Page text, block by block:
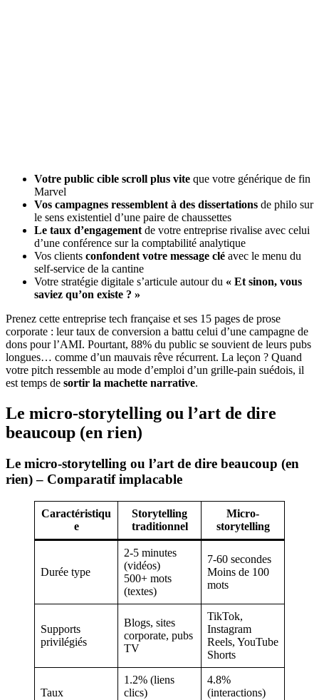
Votre public cible scroll plus vite que votre générique de fin
Marvel
Vos campagnes ressemblent à des dissertations de philo sur
le sens existentiel d’une paire de chaussettes
Le taux d’engagement de votre entreprise rivalise avec celui
d’une conférence sur la comptabilité analytique
Vos clients confondent votre message clé avec le menu du
self-service de la cantine
Votre stratégie digitale s’articule autour du « Et sinon, vous
saviez qu’on existe ? »
Prenez cette entreprise tech française et ses 15 pages de prose
corporate : leur taux de conversion a battu celui d’une campagne de
dons pour l’AMI. Pourtant, 88% du public se souvient de leurs pubs
longues… comme d’un mauvais rêve récurrent. La leçon ? Quand
votre pitch ressemble au mode d’emploi d’un grille-pain suédois, il
est temps de sortir la machette narrative.
Le micro-storytelling ou l’art de dire
beaucoup (en rien)
Le micro-storytelling ou l’art de dire beaucoup (en
rien) – Comparatif implacable
Caractéristiqu
e
Storytelling
traditionnel
Micro-
storytelling
Durée type
2-5 minutes
(vidéos)
500+ mots
(textes)
7-60 secondes
Moins de 100
mots
Supports
privilégiés
Blogs, sites
corporate, pubs
TV
TikTok,
Instagram
Reels, YouTube
Shorts
Taux
1.2% (liens
clics)
4.8%
(interactions)